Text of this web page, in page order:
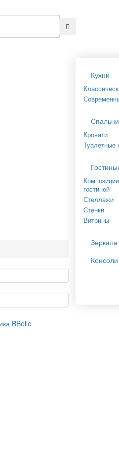
Кухни
Спальни
Кровати
Туалетные
гостиной
Стеллажи
Стенки
Витрины
Зеркала
Консоли